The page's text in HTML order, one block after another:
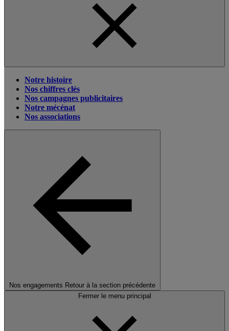
Notre histoire
Nos chiffres clés
Nos campagnes publicitaires
Notre mécénat
Nos associations
Nos engagements Retour à la section précédente
Fermer le menu principal